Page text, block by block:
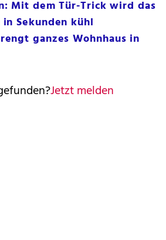
Mit dem Tür-Trick wird das
Sekunden kühl
ganzes Wohnhaus in
Jetzt melden